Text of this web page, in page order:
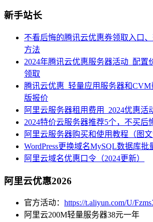
新手站长
不看后悔的腾讯云优惠券领取入口
方法
2024年腾讯云优惠服务器活动_配置
领取
腾讯云优惠_轻量应用服务器和CVM
版报价
阿里云服务器租用费用_2024优惠活
2024特价云服务器推荐5个，不买后
阿里云服务器购买和使用教程（图文
WordPress更换域名MySQL数据库批
阿里云域名优惠口令（2024更新）
阿里云优惠2026
官方活动： https://t.aliyun.com/U/
阿里云200M轻量服务器38元一年